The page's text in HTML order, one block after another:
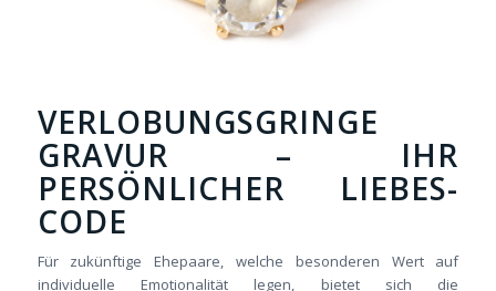
VERLOBUNGSGRINGE
GRAVUR – IHR
PERSÖNLICHER LIEBES-
CODE
Für zukünftige Ehepaare, welche besonderen Wert auf
individuelle Emotionalität legen, bietet sich die